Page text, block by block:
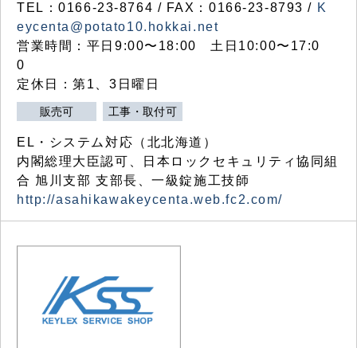
TEL：0166-23-8764 / FAX：0166-23-8793 / K
eycenta@potato10.hokkai.net
営業時間：平日9:00〜18:00 土日10:00〜17:0
0
定休日：第1、3日曜日
販売可 工事・取付可
EL・システム対応（北北海道）
内閣総理大臣認可、日本ロックセキュリティ協同組
合 旭川支部 支部長、一級錠施工技師
http://asahikawakeycenta.web.fc2.com/